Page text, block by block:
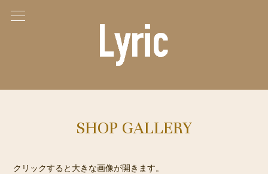
SHOP GALLERY
クリックすると大きな画像が開きます。